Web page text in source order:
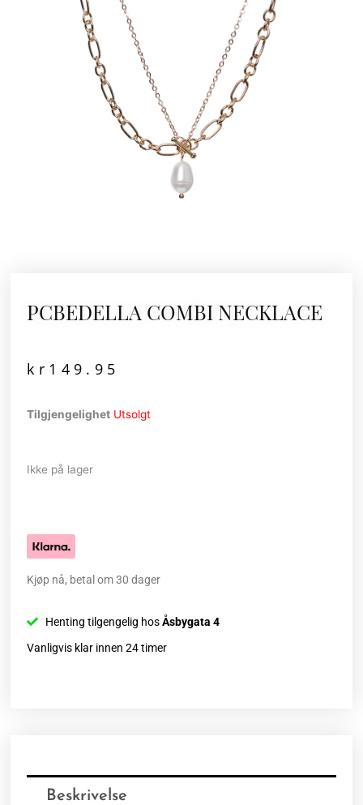
PCBEDELLA COMBI NECKLACE
kr 149.95
Tilgjengelighet Utsolgt
Ikke på lager
Kjøp nå, betal om 30 dager
Henting tilgengelig hosÅsbygata 4
Vanligvis klar innen 24 timer
Beskrivelse